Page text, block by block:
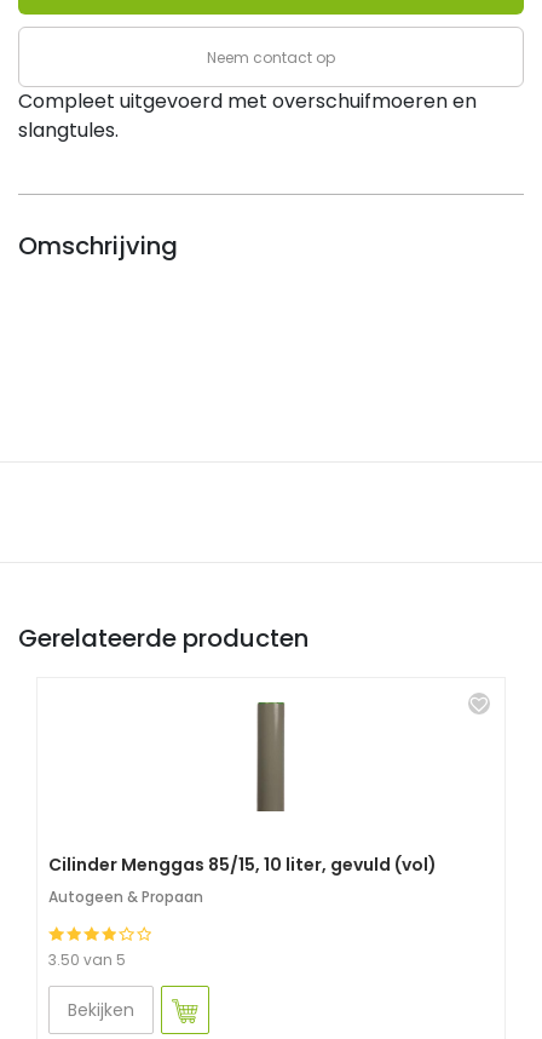
aantal
Neem contact op
Compleet uitgevoerd met overschuifmoeren en
slangtules.
Omschrijving
Gerelateerde producten
Cilinder Menggas 85/15, 10 liter, gevuld (vol)
Autogeen & Propaan
3.50 van 5
Bekijken